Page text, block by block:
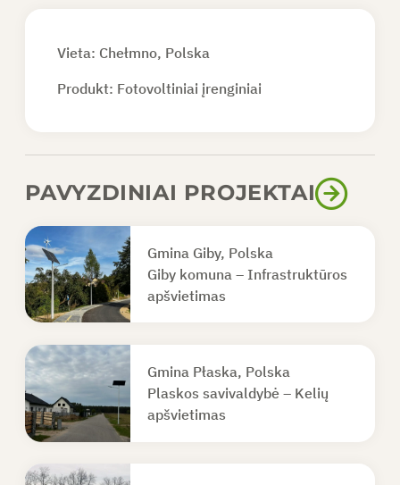
Vieta: Chełmno, Polska
Produkt: Fotovoltiniai įrenginiai
PAVYZDINIAI PROJEKTAI
Gmina Giby, Polska
Giby komuna – Infrastruktūros
apšvietimas
Gmina Płaska, Polska
Plaskos savivaldybė – Kelių
apšvietimas